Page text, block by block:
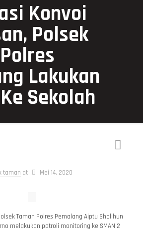
Konvoi
Polsek
Lakukan
Sekolah
taman at Mei 14, 2020
Taman Polres Pemalang Aiptu Sholihun
melakukan patroli monitoring ke SMAN 2